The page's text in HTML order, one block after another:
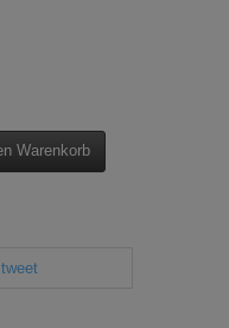
Warenkorb
tweet